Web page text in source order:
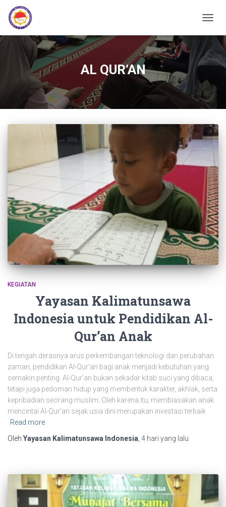
AL QUR’AN
KEGIATAN
Yayasan Kalimatunsawa
Indonesia untuk Pendidikan Al-
Qur’an Anak
Di tengah derasnya arus perkembangan teknologi dan perubahan
zaman, pendidikan Al-Qur’an bagi anak menjadi kebutuhan yang
semakin penting. Al-Qur’an bukan sekadar kitab suci yang dibaca,
tetapi juga pedoman hidup yang membentuk karakter, akhlak, serta
kepribadian seorang muslim. Oleh karena itu, membiasakan anak
mencintai Al-Qur’an sejak usia dini merupakan investasi terbaik
Read more
Oleh Yayasan Kalimatunsawa Indonesia 4 hari yang lalu